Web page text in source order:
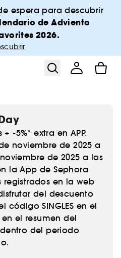
espera para descubrir
de Adviento
2026.
-5%* extra en APP.
noviembre de 2025 a
de 2025 a las
la App de Sephora
registrados en la web
del descuento
código SINGLES en el
el resumen del
del periodo